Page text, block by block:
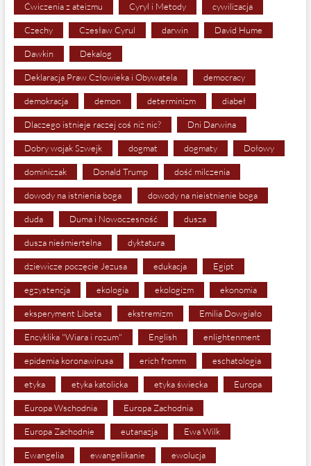
Ćwiczenia z ateizmu Cyryl i Metody cywilizacja
Czechy Czesław Cyrul darwin David Hume
Dawkin Dekalog
Deklaracja Praw Człowieka i Obywatela democracy
demokracja demon determinizm diabeł
Dlaczego istnieje raczej coś niż nic? Dni Darwina
Dobry wojak Szwejk dogmat dogmaty Dołowy
dominiczak Donald Trump dość milczenia
dowody na istnienia boga dowody na nieistnienie boga
duda Duma i Nowoczesność dusza
dusza nieśmiertelna dyktatura
dziewicze poczęcie Jezusa edukacja Egipt
egzystencja ekologia ekologizm ekonomia
eksperyment Libeta ekstremizm Emilia Dowgiało
Encyklika "Wiara i rozum" English enlightenment
epidemia koronawirusa erich fromm eschatologia
etyka etyka katolicka etyka świecka Europa
Europa Wschodnia Europa Zachodnia
Europa Zachodnie eutanazja Ewa Wilk
Ewangelia ewangelikanie ewolucja